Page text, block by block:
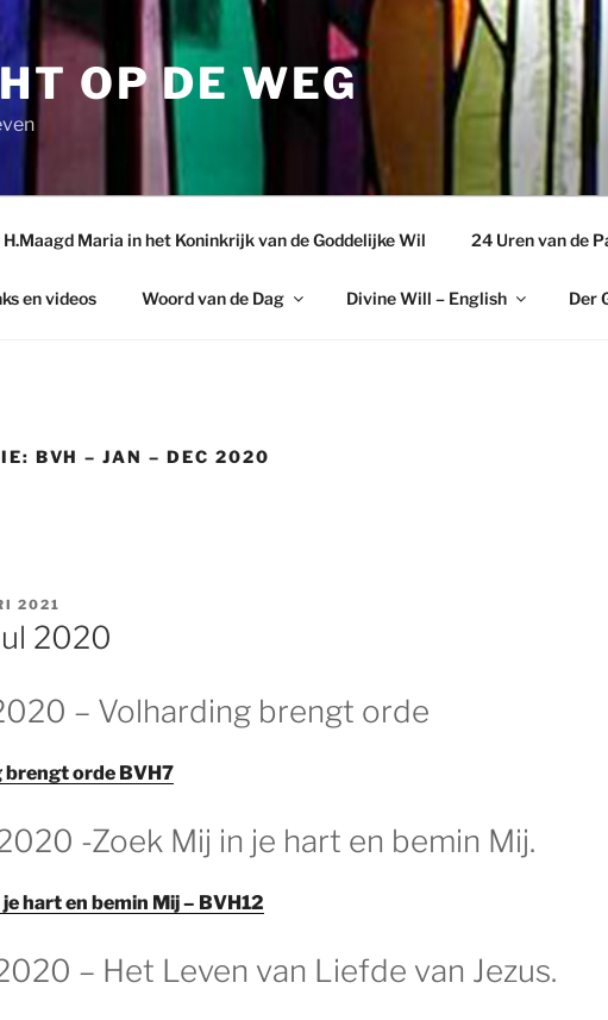
OP DE WEG
H.Maagd Maria in het Koninkrijk van de Goddelijke Wil 24 Uren van de
en videos Woord van de Dag Divine Will – English Der
BVH – JAN – DEC 2020
2021
2020
– Volharding brengt orde
brengt orde BVH7
-Zoek Mij in je hart en bemin Mij.
hart en bemin Mij – BVH12
– Het Leven van Liefde van Jezus.